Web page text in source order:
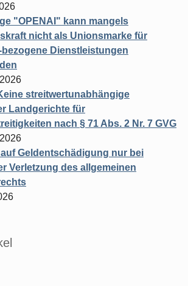
"OPENAI" kann mangels
nicht als Unionsmarke für
Dienstleistungen
streitwertunabhängige
Landgerichte für
nach § 71 Abs. 2 Nr. 7 GVG
Geldentschädigung nur bei
Verletzung des allgemeinen